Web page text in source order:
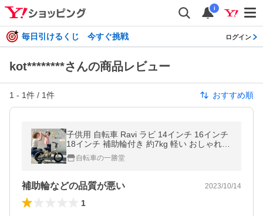
i
毎日引けるくじ 今すぐ挑戦 ログイン
kot********さんの商品レビュー
1 - 1件 / 1件 おすすめ順
子供用 自転車 Ravi ラビ 14インチ 16インチ
18インチ 補助輪付き 約7kg 軽い おしゃれ
誕生日プレゼント 4歳 5歳 6歳 7歳 8歳 9歳 1
0歳 11歳 12歳
自転車の一勝堂
補助輪などの品質が悪い 2023/10/14
1